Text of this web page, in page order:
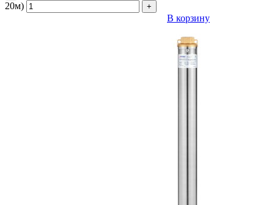
20м)
+
В корзину